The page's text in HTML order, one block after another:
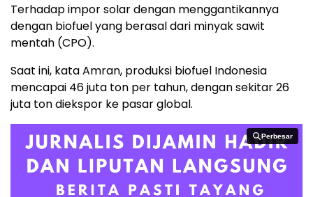
Terhadap impor solar dengan menggantikannya
dengan biofuel yang berasal dari minyak sawit
mentah (CPO).
Saat ini, kata Amran, produksi biofuel Indonesia
mencapai 46 juta ton per tahun, dengan sekitar 26
juta ton diekspor ke pasar global.
Perbesar
Perbesar